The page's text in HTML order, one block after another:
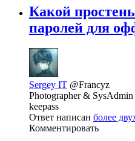
Какой
паролей для
Sergey IT @Francyz
Photographer & SysAdmin
keepass
Ответ написан более
Комментировать